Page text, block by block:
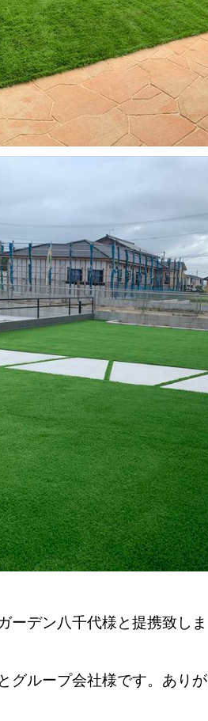
ーデン八千代様と提携致しま
グループ会社様です。ありが